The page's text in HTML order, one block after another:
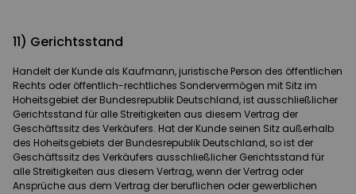
11) Gerichtsstand
Handelt der Kunde als Kaufmann, juristische Person des öffentlichen
Rechts oder öffentlich-rechtliches Sondervermögen mit Sitz im
Hoheitsgebiet der Bundesrepublik Deutschland, ist ausschließlicher
Gerichtsstand für alle Streitigkeiten aus diesem Vertrag der
Geschäftssitz des Verkäufers. Hat der Kunde seinen Sitz außerhalb
des Hoheitsgebiets der Bundesrepublik Deutschland, so ist der
Geschäftssitz des Verkäufers ausschließlicher Gerichtsstand für
alle Streitigkeiten aus diesem Vertrag, wenn der Vertrag oder
Ansprüche aus dem Vertrag der beruflichen oder gewerblichen